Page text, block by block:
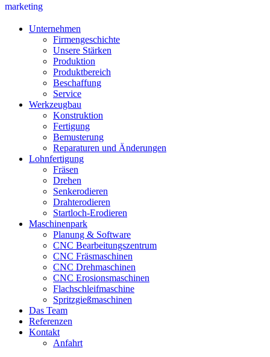
marketing
Unternehmen
Firmengeschichte
Unsere Stärken
Produktion
Produktbereich
Beschaffung
Service
Werkzeugbau
Konstruktion
Fertigung
Bemusterung
Reparaturen und Änderungen
Lohnfertigung
Fräsen
Drehen
Senkerodieren
Drahterodieren
Startloch-Erodieren
Maschinenpark
Planung & Software
CNC Bearbeitungszentrum
CNC Fräsmaschinen
CNC Drehmaschinen
CNC Erosionsmaschinen
Flachschleifmaschine
Spritzgießmaschinen
Das Team
Referenzen
Kontakt
Anfahrt